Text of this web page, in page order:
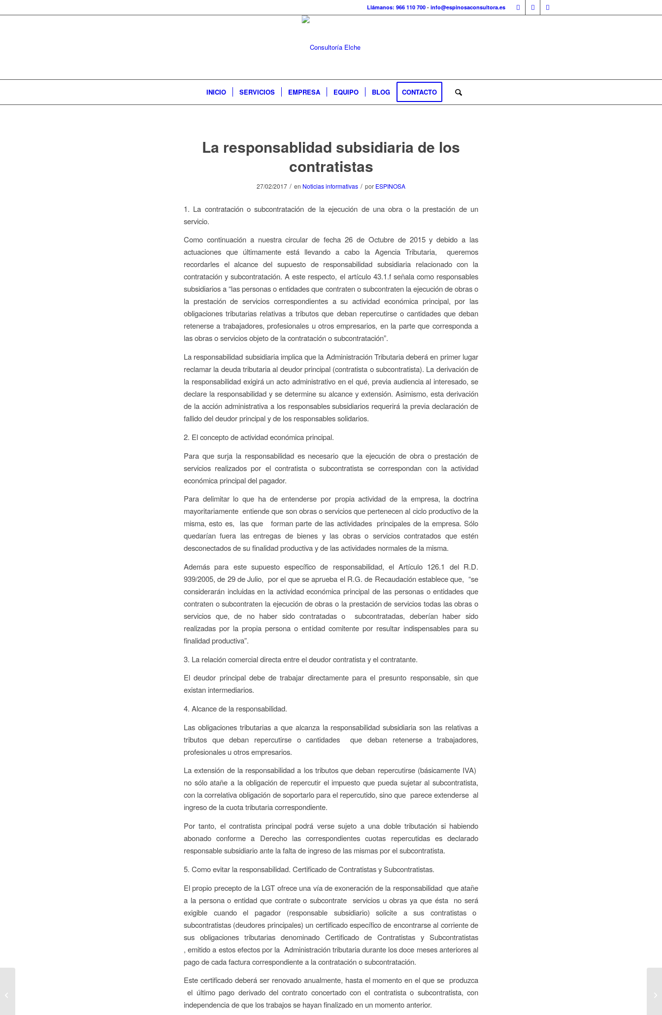
Llámanos: 966 110 700 - info@espinosaconsultora.es
INICIO SERVICIOS EMPRESA EQUIPO BLOG CONTACTO
La responsablidad subsidiaria de los
contratistas
27/02/2017 / en Noticias informativas / por ESPINOSA
1. La contratación o subcontratación de la ejecución de una obra o la prestación de un
servicio.
Como continuación a nuestra circular de fecha 26 de Octubre de 2015 y debido a las
actuaciones que últimamente está llevando a cabo la Agencia Tributaria, queremos
recordarles el alcance del supuesto de responsabilidad subsidiaria relacionado con la
contratación y subcontratación. A este respecto, el artículo 43.1.f señala como responsables
subsidiarios a “las personas o entidades que contraten o subcontraten la ejecución de obras o
la prestación de servicios correspondientes a su actividad económica principal, por las
obligaciones tributarias relativas a tributos que deban repercutirse o cantidades que deban
retenerse a trabajadores, profesionales u otros empresarios, en la parte que corresponda a
las obras o servicios objeto de la contratación o subcontratación”.
La responsabilidad subsidiaria implica que la Administración Tributaria deberá en primer lugar
reclamar la deuda tributaria al deudor principal (contratista o subcontratista). La derivación de
la responsabilidad exigirá un acto administrativo en el qué, previa audiencia al interesado, se
declare la responsabilidad y se determine su alcance y extensión. Asimismo, esta derivación
de la acción administrativa a los responsables subsidiarios requerirá la previa declaración de
fallido del deudor principal y de los responsables solidarios.
2. El concepto de actividad económica principal.
Para que surja la responsabilidad es necesario que la ejecución de obra o prestación de
servicios realizados por el contratista o subcontratista se correspondan con la actividad
económica principal del pagador.
Para delimitar lo que ha de entenderse por propia actividad de la empresa, la doctrina
mayoritariamente entiende que son obras o servicios que pertenecen al ciclo productivo de la
misma, esto es, las que forman parte de las actividades principales de la empresa. Sólo
quedarían fuera las entregas de bienes y las obras o servicios contratados que estén
desconectados de su finalidad productiva y de las actividades normales de la misma.
Además para este supuesto específico de responsabilidad, el Artículo 126.1 del R.D.
939/2005, de 29 de Julio, por el que se aprueba el R.G. de Recaudación establece que, “se
considerarán incluidas en la actividad económica principal de las personas o entidades que
contraten o subcontraten la ejecución de obras o la prestación de servicios todas las obras o
servicios que, de no haber sido contratadas o subcontratadas, deberían haber sido
realizadas por la propia persona o entidad comitente por resultar indispensables para su
finalidad productiva”.
3. La relación comercial directa entre el deudor contratista y el contratante.
El deudor principal debe de trabajar directamente para el presunto responsable, sin que
existan intermediarios.
4. Alcance de la responsabilidad.
Las obligaciones tributarias a que alcanza la responsabilidad subsidiaria son las relativas a
tributos que deban repercutirse o cantidades que deban retenerse a trabajadores,
profesionales u otros empresarios.
La extensión de la responsabilidad a los tributos que deban repercutirse (básicamente IVA)
no sólo atañe a la obligación de repercutir el impuesto que pueda sujetar al subcontratista,
con la correlativa obligación de soportarlo para el repercutido, sino que parece extenderse al
ingreso de la cuota tributaria correspondiente.
Por tanto, el contratista principal podrá verse sujeto a una doble tributación si habiendo
abonado conforme a Derecho las correspondientes cuotas repercutidas es declarado
responsable subsidiario ante la falta de ingreso de las mismas por el subcontratista.
5. Como evitar la responsabilidad. Certificado de Contratistas y Subcontratistas.
El propio precepto de la LGT ofrece una vía de exoneración de la responsabilidad que atañe
a la persona o entidad que contrate o subcontrate servicios u obras ya que ésta no será
exigible cuando el pagador (responsable subsidiario) solicite a sus contratistas o
subcontratistas (deudores principales) un certificado específico de encontrarse al corriente de
sus obligaciones tributarias denominado Certificado de Contratistas y Subcontratistas
, emitido a estos efectos por la Administración tributaria durante los doce meses anteriores al
pago de cada factura correspondiente a la contratación o subcontratación.
Este certificado deberá ser renovado anualmente, hasta el momento en el que se produzca
el último pago derivado del contrato concertado con el contratista o subcontratista, con
independencia de que los trabajos se hayan finalizado en un momento anterior.